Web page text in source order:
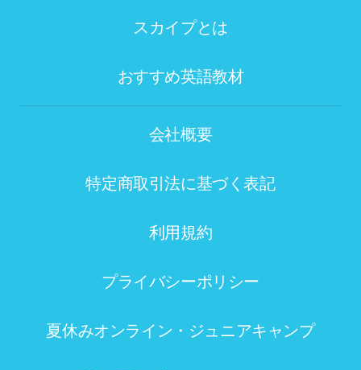
スカイプとは
おすすめ英語教材
会社概要
特定商取引法に基づく表記
利用規約
プライバシーポリシー
夏休みオンライン・ジュニアキャンプ